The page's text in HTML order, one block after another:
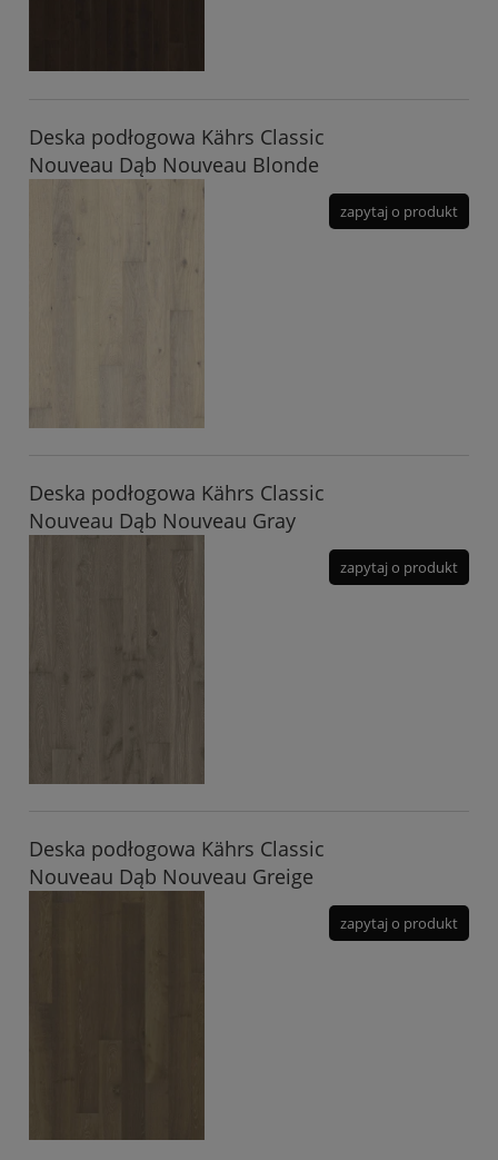
Deska podłogowa Kährs Classic
Nouveau Dąb Nouveau Blonde
zapytaj o produkt
Deska podłogowa Kährs Classic
Nouveau Dąb Nouveau Gray
zapytaj o produkt
Deska podłogowa Kährs Classic
Nouveau Dąb Nouveau Greige
zapytaj o produkt